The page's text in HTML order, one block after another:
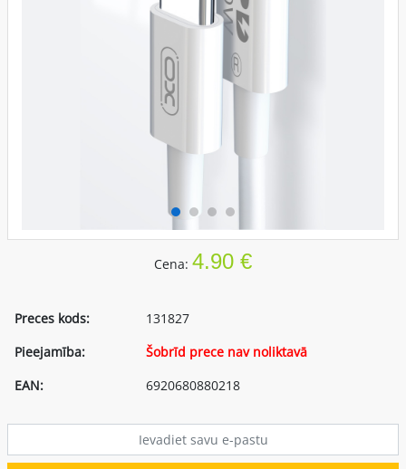
Cena: 4.90 €
Preces kods:
131827
Pieejamība:
Šobrīd prece nav noliktavā
EAN:
6920680880218